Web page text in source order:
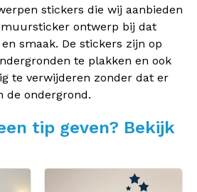
stickers die wij aanbieden
ontwerp bij dat
smaak. De stickers zijn op
te plakken en ook
te verwijderen zonder dat er
de ondergrond.
tip geven? Bekijk